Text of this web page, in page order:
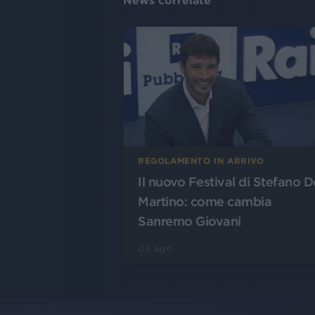
REGOLAMENTO IN ARRIVO
Il nuovo Festival di Stefano
Martino: come cambia
Sanremo Giovani